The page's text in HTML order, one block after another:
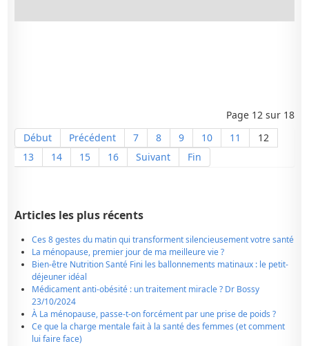
Page 12 sur 18
Début
Précédent 7 8 9 10 11
12
13
14 15 16 Suivant Fin
Articles les plus récents
Ces 8 gestes du matin qui transforment silencieusement votre santé
La ménopause, premier jour de ma meilleure vie ?
Bien-être Nutrition Santé Fini les ballonnements matinaux : le petit-
déjeuner idéal
Médicament anti-obésité : un traitement miracle ? Dr Bossy
23/10/2024
À La ménopause, passe-t-on forcément par une prise de poids ?
Ce que la charge mentale fait à la santé des femmes (et comment
lui faire face)